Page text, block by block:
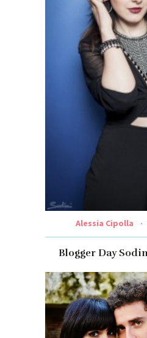
Alessia Cipolla
Blogger Day